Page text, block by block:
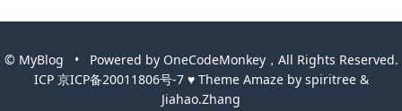
© MyBlog • Powered by OneCodeMonkey，All Rights Reserved.
ICP 京ICP备20011806号-7 ♥Theme Amazeby spiritree&
Jiahao.Zhang